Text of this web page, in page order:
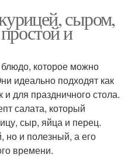
сыром,
и
которое можно
идеально подходят как
для праздничного стола.
салата, который
сыр, яйца и перец.
но и полезный, а его
времени.